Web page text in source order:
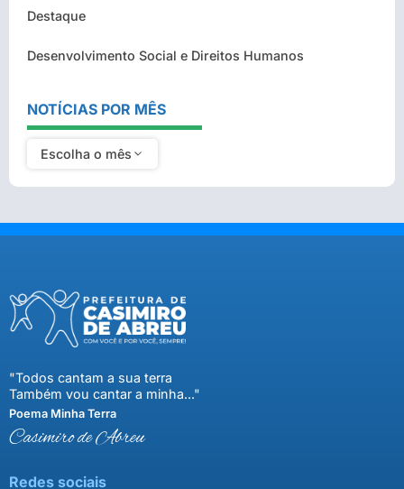
Destaque
Desenvolvimento Social e Direitos Humanos
NOTÍCIAS POR MÊS
Escolha o mês
"Todos cantam a sua terra
Também vou cantar a minha..."
Poema Minha Terra
Casimiro de Abreu
Redes sociais